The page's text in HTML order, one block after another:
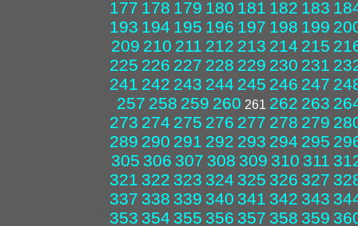
177 178 179 180 181 182 183
193 194 195 196 197 198 199
209 210 211 212 213 214 215
225 226 227 228 229 230 231
241 242 243 244 245 246 247
257 258 259 260 261 262 263
273 274 275 276 277 278 279
289 290 291 292 293 294 295
305 306 307 308 309 310 311
321 322 323 324 325 326 327
337 338 339 340 341 342 343
353 354 355 356 357 358 359